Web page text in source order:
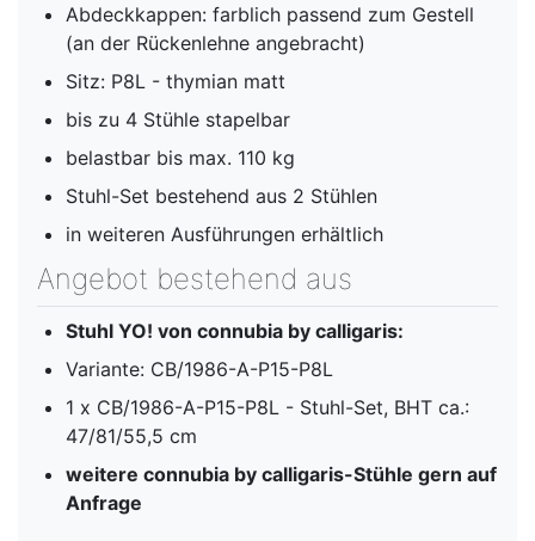
Abdeckkappen: farblich passend zum Gestell
(an der Rückenlehne angebracht)
Sitz: P8L - thymian matt
bis zu 4 Stühle stapelbar
belastbar bis max. 110 kg
Stuhl-Set bestehend aus 2 Stühlen
in weiteren Ausführungen erhältlich
Angebot bestehend aus
Stuhl YO! von connubia by calligaris:
Variante: CB/1986-A-P15-P8L
1 x CB/1986-A-P15-P8L - Stuhl-Set, BHT ca.:
47/81/55,5 cm
weitere connubia by calligaris-Stühle gern auf
Anfrage